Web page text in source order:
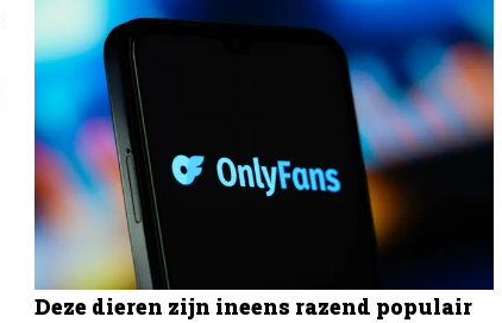
Deze dieren zijn ineens razend populair